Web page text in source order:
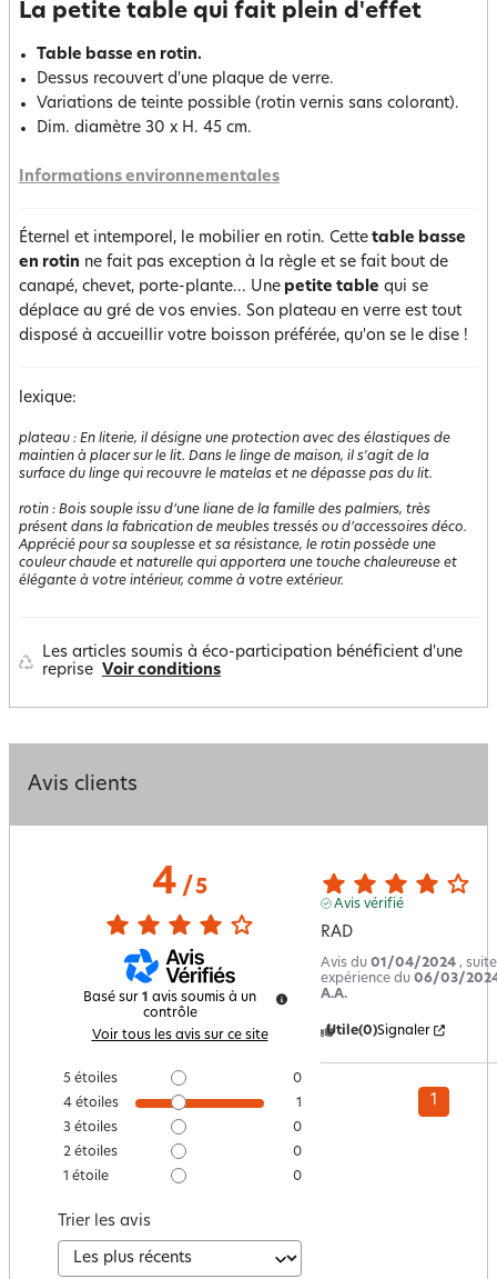
La petite table qui fait plein d'effet
Table basse en rotin.
Dessus recouvert d'une plaque de verre.
Variations de teinte possible (rotin vernis sans colorant).
Dim. diamètre 30 x H. 45 cm.
Informations environnementales
Éternel et intemporel, le mobilier en rotin. Cette table basse
en rotin ne fait pas exception à la règle et se fait bout de
canapé, chevet, porte-plante... Une petite table qui se
déplace au gré de vos envies. Son plateau en verre est tout
disposé à accueillir votre boisson préférée, qu'on se le dise !
lexique:
plateau : En literie, il désigne une protection avec des élastiques de
maintien à placer sur le lit. Dans le linge de maison, il s'agit de la
surface du linge qui recouvre le matelas et ne dépasse pas du lit.
rotin : Bois souple issu d’une liane de la famille des palmiers, très
présent dans la fabrication de meubles tressés ou d’accessoires déco.
Apprécié pour sa souplesse et sa résistance, le rotin possède une
couleur chaude et naturelle qui apportera une touche chaleureuse et
élégante à votre intérieur, comme à votre extérieur.
Les articles soumis à éco-participation bénéficient d'une
reprise Voir conditions
Avis clients
4/ 5
Basé sur 1 avis soumis à un
contrôle
Voir tous les avis sur ce site
5 étoiles
0
4 étoiles
1
3 étoiles
0
2 étoiles
0
1 étoile 0
Trier les avis
Avis vérifié
RAD
Avis du 01/04/2024 ,
expérience du 06/03/
A.A.
Utile(0)Signaler
1